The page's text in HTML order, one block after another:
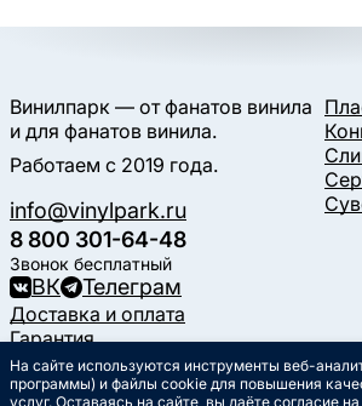
Винилпарк — от фанатов винила
и для фанатов винила.
Работаем с 2019 года.
info@vinylpark.ru
8 800 301-64-48
Звонок бесплатный
ВК Телеграм
Доставка и оплата
Гарантия
Контакты
Статьи
На сайте используются инструменты веб-
программы) и файлы cookie для повышения
услуг. Оставаясь на сайте, вы даёте согласие